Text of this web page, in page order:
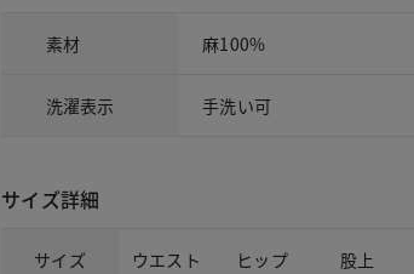
素材 麻100%
洗濯表示 手洗い可
サイズ詳細
サイズ ウエスト ヒップ 股上